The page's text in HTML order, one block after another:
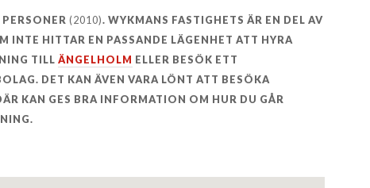
PERSONER(2010). WYKMANS FASTIGHETS ÄR EN DEL AV
INTE HITTAR EN PASSANDE LÄGENHET ATT HYRA
TILLÄNGELHOLM ELLER BESÖK ETT
DET KAN ÄVEN VARA LÖNT ATT BESÖKA
KAN GES BRA INFORMATION OM HUR DU GÅR